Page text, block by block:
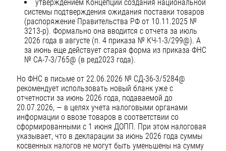
утверждением Концепции создания национальной
системы подтверждения ожидания поставки товаров
(распоряжение Правительства РФ от 10.11.2025 №
3213-р). Формально она вводится с отчета за июль
2026 года в августе (п. 4 приказа № КЧ-1-3/299@). А
за июнь еще действует старая форма из приказа ФНС
№ СА-7-3/765@ (в ред2023 года).
Но ФНС в письме от 22.06.2026 № СД-36-3/5284@
рекомендует использовать новый бланк уже с
отчетности за июнь 2026 года, подаваемой до
20.07.2026, — в целях учета налоговыми органами
информации о ввозе товаров в соответствии со
сформированными с 1 июня ДОПП. При этом налоговая
указывает, что в декларации за июнь 2026 года суммы
косвенных налогов не могут быть уменьшены на сумму